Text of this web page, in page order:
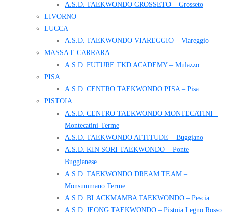
A.S.D. TAEKWONDO GROSSETO – Grosseto
LIVORNO
LUCCA
A.S.D. TAEKWONDO VIAREGGIO – Viareggio
MASSA E CARRARA
A.S.D. FUTURE TKD ACADEMY – Mulazzo
PISA
A.S.D. CENTRO TAEKWONDO PISA – Pisa
PISTOIA
A.S.D. CENTRO TAEKWONDO MONTECATINI –
Montecatini-Terme
A.S.D. TAEKWONDO ATTITUDE – Buggiano
A.S.D. KIN SORI TAEKWONDO – Ponte
Buggianese
A.S.D. TAEKWONDO DREAM TEAM –
Monsummano Terme
A.S.D. BLACKMAMBA TAEKWONDO – Pescia
A.S.D. JEONG TAEKWONDO – Pistoia Legno Rosso